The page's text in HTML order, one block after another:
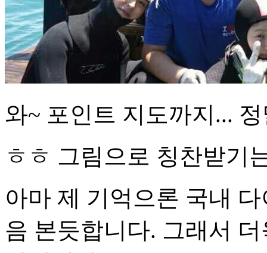
와~ 포인트 지도까지...
ㅎㅎ 그림으로 칭찬받기
아마 제 기억으론 국내
음 본듯합니다. 그래서